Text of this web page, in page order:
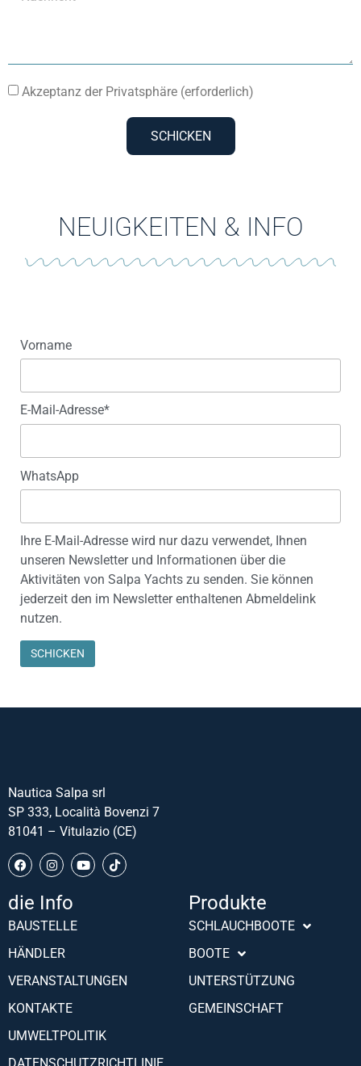
Akzeptanz der Privatsphäre (erforderlich)
SCHICKEN
NEUIGKEITEN & INFO
Vorname
E-Mail-Adresse*
WhatsApp
Ihre E-Mail-Adresse wird nur dazu verwendet, Ihnen
unseren Newsletter und Informationen über die
Aktivitäten von Salpa Yachts zu senden. Sie können
jederzeit den im Newsletter enthaltenen Abmeldelink
nutzen.
Nautica Salpa srl
SP 333, Località Bovenzi 7
81041 – Vitulazio (CE)
die Info
BAUSTELLE
HÄNDLER
VERANSTALTUNGEN
KONTAKTE
UMWELTPOLITIK
Produkte
SCHLAUCHBOOTE
BOOTE
UNTERSTÜTZUNG
GEMEINSCHAFT